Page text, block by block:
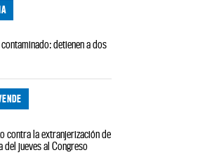
detienen a dos
contra la extranjerización de
del jueves al Congreso